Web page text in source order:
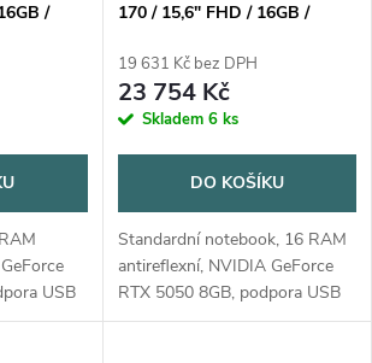
/
USB
karet,
170 / 15,6" FHD / 16GB /
Gray / 2R
19 631 Kč bez DPH
23 754 Kč
Skladem 6 ks
DO KOŠÍKU
Standardní notebook, 16 RAM
antireflexní, NVIDIA GeForce
RTX 5050 8GB, podpora USB
3.x, bluetooth, výdrž baterie 8 a